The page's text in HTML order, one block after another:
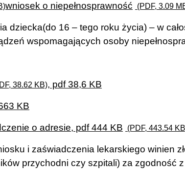
wniosek o niepełnosprawność (PDF, 3.09
dziecka(do 16 – tego roku życia) – w
wspomagających osoby
38.62 KB), pdf 38,6 KB
KB
o adresie, pdf 444 KB (PDF, 443.54
i zaświadczenia lekarskiego winien
przychodni czy szpitali) za zgodność